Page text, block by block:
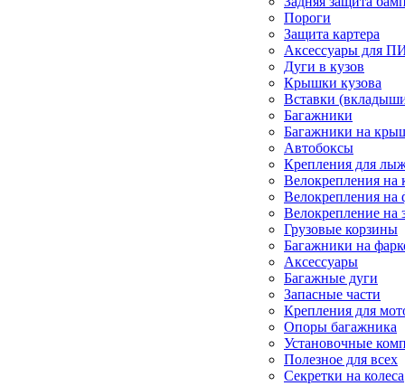
Пороги
Защита картера
Аксессуары для
Дуги в кузов
Крышки кузова
Вставки
Багажники
Багажники на
Автобоксы
Крепления для
Велокрепления
Велокрепления на
Велокрепление на
Грузовые корзины
Багажники на
Аксессуары
Багажные дуги
Запасные части
Крепления для
Опоры багажника
Установочные
Полезное для всех
Секретки на колеса